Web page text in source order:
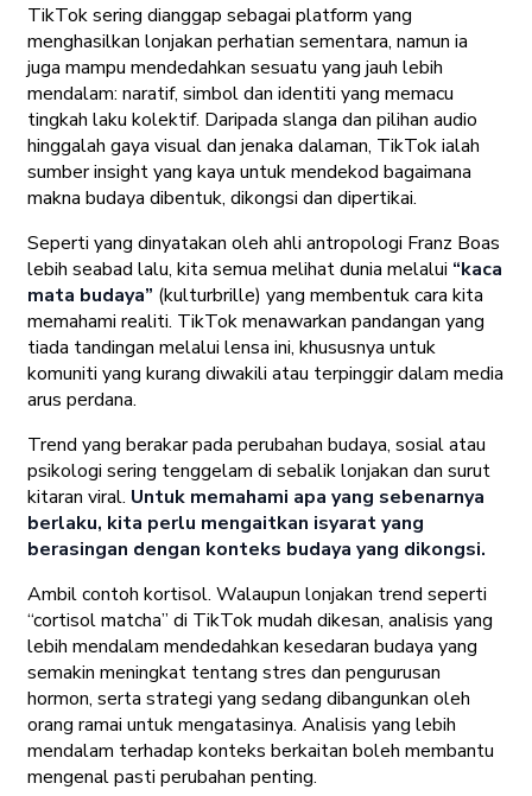
TikTok sering dianggap sebagai platform yang
menghasilkan lonjakan perhatian sementara, namun ia
juga mampu mendedahkan sesuatu yang jauh lebih
mendalam: naratif, simbol dan identiti yang memacu
tingkah laku kolektif. Daripada slanga dan pilihan audio
hinggalah gaya visual dan jenaka dalaman, TikTok ialah
sumber insight yang kaya untuk mendekod bagaimana
makna budaya dibentuk, dikongsi dan dipertikai.
Seperti yang dinyatakan oleh ahli antropologi Franz Boas
lebih seabad lalu, kita semua melihat dunia melalui “kaca
mata budaya” (kulturbrille) yang membentuk cara kita
memahami realiti. TikTok menawarkan pandangan yang
tiada tandingan melalui lensa ini, khususnya untuk
komuniti yang kurang diwakili atau terpinggir dalam media
arus perdana.
Trend yang berakar pada perubahan budaya, sosial atau
psikologi sering tenggelam di sebalik lonjakan dan surut
kitaran viral. Untuk memahami apa yang sebenarnya
berlaku, kita perlu mengaitkan isyarat yang
berasingan dengan konteks budaya yang dikongsi.
Ambil contoh kortisol. Walaupun lonjakan trend seperti
“cortisol matcha” di TikTok mudah dikesan, analisis yang
lebih mendalam mendedahkan kesedaran budaya yang
semakin meningkat tentang stres dan pengurusan
hormon, serta strategi yang sedang dibangunkan oleh
orang ramai untuk mengatasinya. Analisis yang lebih
mendalam terhadap konteks berkaitan boleh membantu
mengenal pasti perubahan penting.